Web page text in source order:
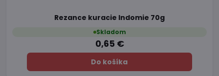
Rezance kuracie Indomie 70g
Skladom
0,65 €
Do košíka